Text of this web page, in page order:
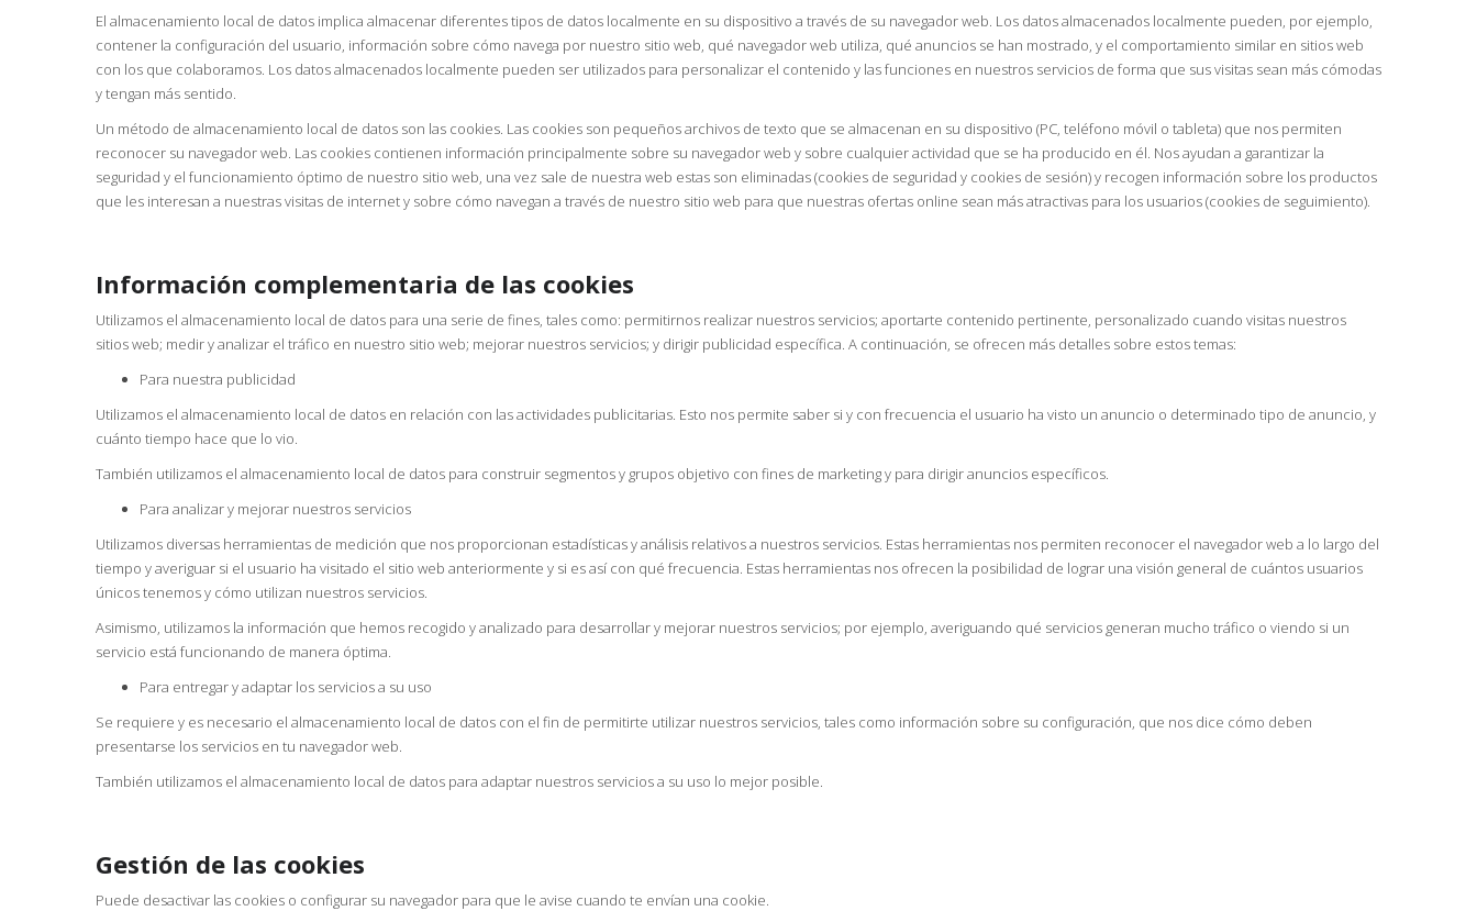
El almacenamiento local de datos implica almacenar diferentes tipos de datos localmente en su dispositivo a través de su navegador web. Los datos almacenados localmente pueden, por ejemplo,
contener la configuración del usuario, información sobre cómo navega por nuestro sitio web, qué navegador web utiliza, qué anuncios se han mostrado, y el comportamiento similar en sitios web
con los que colaboramos. Los datos almacenados localmente pueden ser utilizados para personalizar el contenido y las funciones en nuestros servicios de forma que sus visitas sean más cómodas
y tengan más sentido.
Un método de almacenamiento local de datos son las cookies. Las cookies son pequeños archivos de texto que se almacenan en su dispositivo (PC, teléfono móvil o tableta) que nos permiten
reconocer su navegador web. Las cookies contienen información principalmente sobre su navegador web y sobre cualquier actividad que se ha producido en él. Nos ayudan a garantizar la
seguridad y el funcionamiento óptimo de nuestro sitio web, una vez sale de nuestra web estas son eliminadas (cookies de seguridad y cookies de sesión) y recogen información sobre los productos
que les interesan a nuestras visitas de internet y sobre cómo navegan a través de nuestro sitio web para que nuestras ofertas online sean más atractivas para los usuarios (cookies de seguimiento).
Información complementaria de las cookies
Utilizamos el almacenamiento local de datos para una serie de fines, tales como: permitirnos realizar nuestros servicios; aportarte contenido pertinente, personalizado cuando visitas nuestros
sitios web; medir y analizar el tráfico en nuestro sitio web; mejorar nuestros servicios; y dirigir publicidad específica. A continuación, se ofrecen más detalles sobre estos temas:
Para nuestra publicidad
Utilizamos el almacenamiento local de datos en relación con las actividades publicitarias. Esto nos permite saber si y con frecuencia el usuario ha visto un anuncio o determinado tipo de anuncio, y
cuánto tiempo hace que lo vio.
También utilizamos el almacenamiento local de datos para construir segmentos y grupos objetivo con fines de marketing y para dirigir anuncios específicos.
Para analizar y mejorar nuestros servicios
Utilizamos diversas herramientas de medición que nos proporcionan estadísticas y análisis relativos a nuestros servicios. Estas herramientas nos permiten reconocer el navegador web a lo largo del
tiempo y averiguar si el usuario ha visitado el sitio web anteriormente y si es así con qué frecuencia. Estas herramientas nos ofrecen la posibilidad de lograr una visión general de cuántos usuarios
únicos tenemos y cómo utilizan nuestros servicios.
Asimismo, utilizamos la información que hemos recogido y analizado para desarrollar y mejorar nuestros servicios; por ejemplo, averiguando qué servicios generan mucho tráfico o viendo si un
servicio está funcionando de manera óptima.
Para entregar y adaptar los servicios a su uso
Se requiere y es necesario el almacenamiento local de datos con el fin de permitirte utilizar nuestros servicios, tales como información sobre su configuración, que nos dice cómo deben
presentarse los servicios en tu navegador web.
También utilizamos el almacenamiento local de datos para adaptar nuestros servicios a su uso lo mejor posible.
Gestión de las cookies
Puede desactivar las cookies o configurar su navegador para que le avise cuando te envían una cookie.